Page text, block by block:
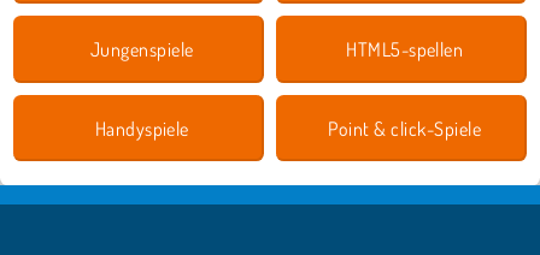
Jungenspiele HTML5-spellen
Handyspiele Point & click-Spiele